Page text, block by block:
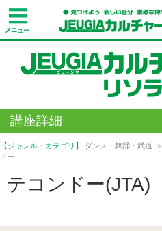
講座詳細
【ジャンル・カテゴリ】 ダンス・舞踊・武道
ドー
テコンドー(JTA)